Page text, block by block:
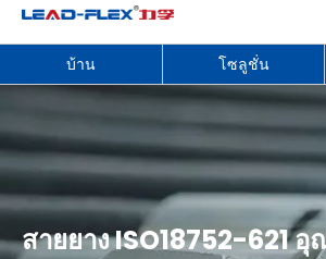
บ้าน โซลูชั่น
สายยาง ISO18752-621